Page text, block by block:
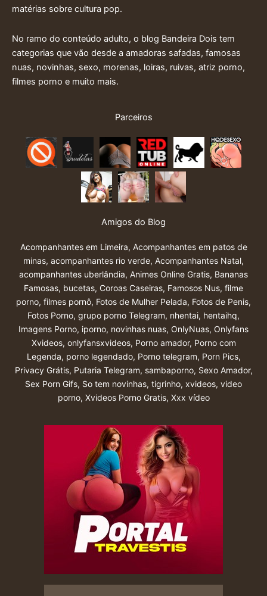
matérias sobre cultura pop.
No ramo do conteúdo adulto, o blog Bandeira Dois tem
categorias que vão desde a amadoras safadas, famosas
nuas, novinhas, sexo, morenas, loiras, ruivas, atriz porno,
filmes porno e muito mais.
Parceiros
Amigos do Blog
Acompanhantes em Limeira, Acompanhantes em patos de
minas, acompanhantes rio verde, Acompanhantes Natal,
acompanhantes uberlândia, Animes Online Gratis, Bananas
Famosas, bucetas, Coroas Caseiras, Famosos Nus, filme
porno, filmes pornô, Fotos de Mulher Pelada, Fotos de Penis,
Fotos Porno, grupo porno Telegram, nhentai, hentaihq,
Imagens Porno, iporno, novinhas nuas, OnlyNuas, Onlyfans
Xvideos, onlyfansxvideos, Porno amador, Porno com
Legenda, porno legendado, Porno telegram, Porn Pics,
Privacy Grátis, Putaria Telegram, sambaporno, Sexo Amador,
Sex Porn Gifs, So tem novinhas, tigrinho, xvideos, video
porno, Xvideos Porno Gratis, Xxx vídeo